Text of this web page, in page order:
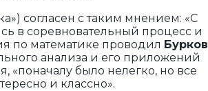
согласен с таким мнением: «С
в соревновательный процесс и
по математике проводил Бурков
анализа и его приложений
«поначалу было нелегко, но все
и классно».